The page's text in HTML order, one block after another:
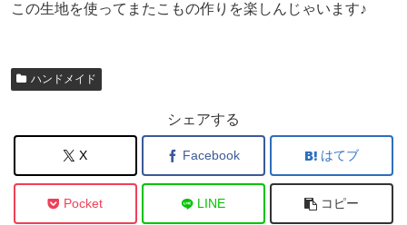
この生地を使ってまたこもの作りを楽しんじゃいます♪
ハンドメイド
シェアする
X Facebook はてブ
Pocket LINE コピー